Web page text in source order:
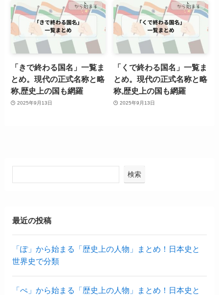
「きで終わる国名」一覧ま
とめ。現代の正式名称と略
称,歴史上の国も網羅
2025年9月13日
「くで終わる国名」一覧ま
とめ。現代の正式名称と略
称,歴史上の国も網羅
2025年9月13日
検索
最近の投稿
「ぽ」から始まる「歴史上の人物」まとめ！日本史と
世界史で分類
「ぺ」から始まる「歴史上の人物」まとめ！日本史と